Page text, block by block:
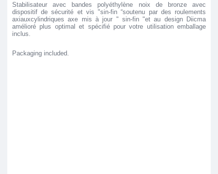
Stabilisateur avec bandes polyéthylène noix de bronze avec
dispositif de sécurité et vis "sin-fin “soutenu par des roulements
axiauxcylindriques axe mis à jour " sin-fin "et au design Diicma
amélioré plus optimal et spécifié pour votre utilisation emballage
inclus.
Packaging included.